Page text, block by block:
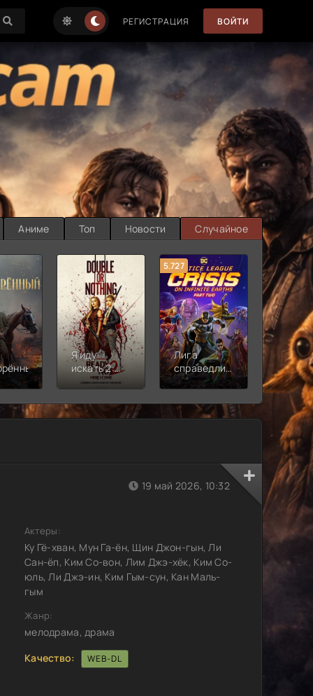
РЕГИСТРАЦИЯ ВОЙТИ
Аниме Топ Новости Случайное
Я иду
искать 2:
Вот и я
5.727
Лига
справедливости:
Кризис на
землях.
Часть 2
8.889
Новая
смена
19 май 2026, 10:32
Актеры:
Ку Гё-хван, Мун Га-ён, Щин Джон-гын, Ли
Сан-ёп, Ким Со-вон, Лим Джэ-хёк, Ким Со-
юль, Ли Джэ-ин, Ким Гым-сун, Кан Маль-
гым
Жанр:
мелодрама, драма
Качество:
WEB-DL